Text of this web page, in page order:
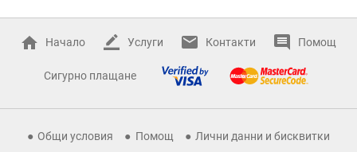
Начало Услуги Контакти Помощ
Сигурно плащане
Общи условия Помощ Лични данни и бисквитки